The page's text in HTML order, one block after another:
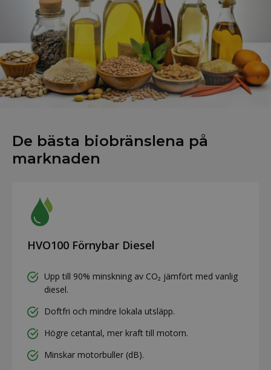
De bästa biobränslena på
marknaden
HVO100 Förnybar Diesel
Upp till 90% minskning av CO₂ jämfört med vanlig
diesel.
Doftfri och mindre lokala utsläpp.
Högre cetantal, mer kraft till motorn.
Minskar motorbuller (dB).